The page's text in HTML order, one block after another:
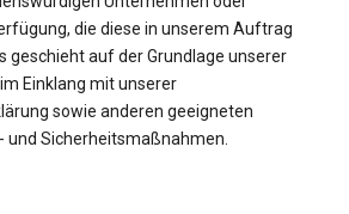
die diese in unserem Auftrag
geschieht auf der Grundlage unserer
Einklang mit unserer
sowie anderen geeigneten
und Sicherheitsmaßnahmen.